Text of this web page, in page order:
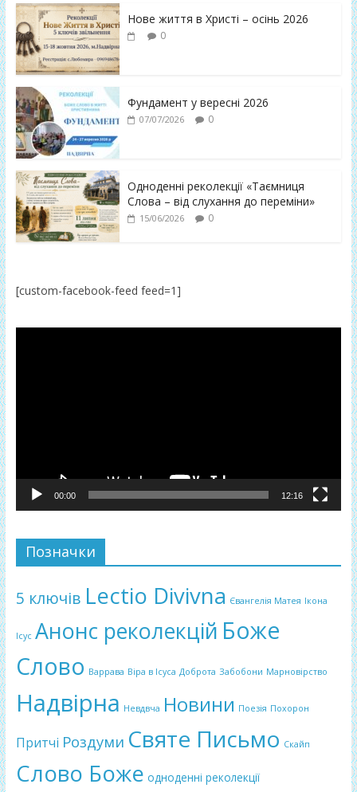
Нове життя в Христі – осінь 2026
0
Фундамент у вересні 2026
07/07/2026 0
Одноденні реколекції «Таємниця
Слова – від слухання до переміни»
15/06/2026 0
[custom-facebook-feed feed=1]
00:00 12:16
Позначки
5 ключів Lectio Divivna Євангелія Матея Ікона
Ісус Анонс реколекцій Боже
Слово Варрава Віра в Ісуса Доброта Забобони Марновірство
Надвірна Невдвча Новини Поезія Похорон
Притчі Роздуми Святе Письмо Скайп
Слово Боже одноденні реколекції